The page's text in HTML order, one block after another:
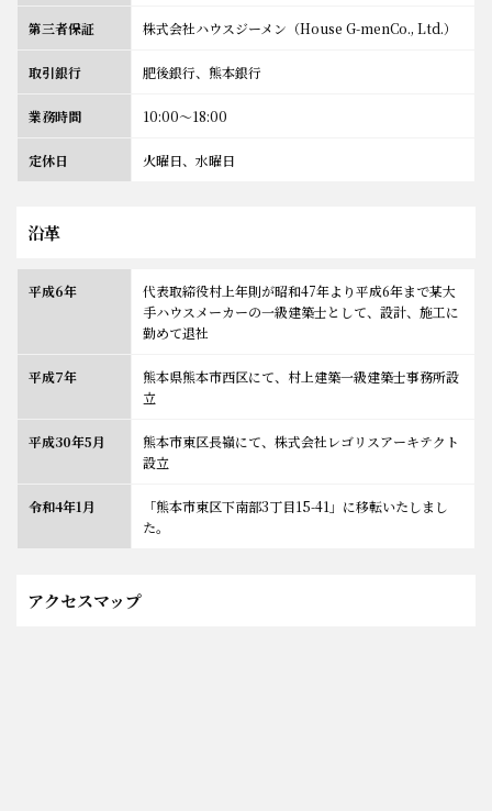
第三者保証 株式会社ハウスジーメン（House G-menCo., Ltd.）
取引銀行 肥後銀行、熊本銀行
業務時間 10:00〜18:00
定休日 火曜日、水曜日
沿革
平成6年
代表取締役村上年則が昭和47年より平成6年まで某大
手ハウスメーカーの一級建築士として、設計、施工に
勤めて退社
平成7年
熊本県熊本市西区にて、村上建築一級建築士事務所設
立
平成30年5月
熊本市東区長嶺にて、株式会社レゴリスアーキテクト
設立
令和4年1月
「熊本市東区下南部3丁目15-41」に移転いたしまし
た。
アクセスマップ